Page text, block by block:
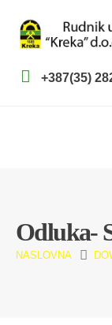
+387(35)
Odluka-
NASLOVNA